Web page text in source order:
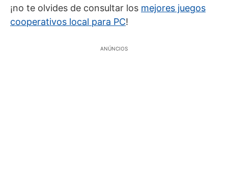
¡no te olvides de consultar los mejores juegos
cooperativos local para PC!
ANÚNCIOS